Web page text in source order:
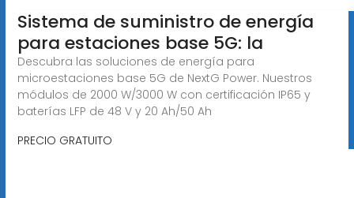
Sistema de suministro de energía
para estaciones base 5G: la
Descubra las soluciones de energía para
microestaciones base 5G de NextG Power. Nuestros
módulos de 2000 W/3000 W con certificación IP65 y
baterías LFP de 48 V y 20 Ah/50 Ah
PRECIO GRATUITO